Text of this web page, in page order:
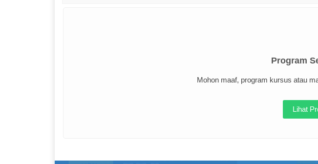
Program
Mohon maaf, program kursus atau
Lihat